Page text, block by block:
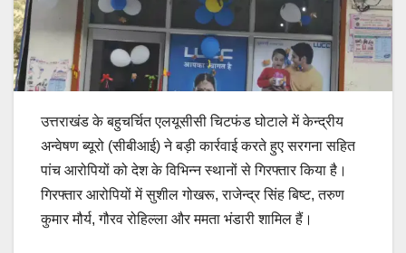
उत्तराखंड के बहुचर्चित एलयूसीसी चिटफंड घोटाले में केन्द्रीय
अन्वेषण ब्यूरो (सीबीआई) ने बड़ी कार्रवाई करते हुए सरगना सहित
पांच आरोपियों को देश के विभिन्न स्थानों से गिरफ्तार किया है।
गिरफ्तार आरोपियों में सुशील गोखरू, राजेन्द्र सिंह बिष्ट, तरुण
कुमार मौर्य, गौरव रोहिल्ला और ममता भंडारी शामिल हैं।